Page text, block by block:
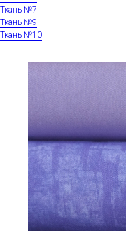
Ткань №7
Ткань №9
Ткань №10